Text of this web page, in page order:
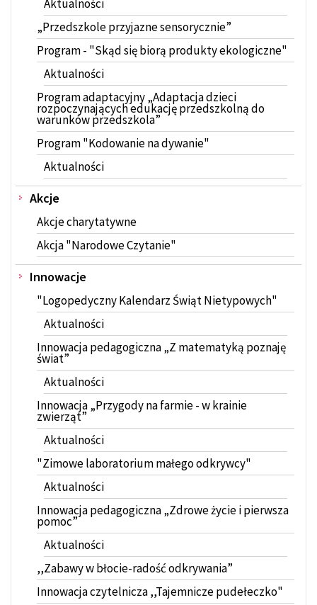
Aktualności
„Przedszkole przyjazne sensorycznie”
Program - "Skąd się biorą produkty ekologiczne"
Aktualności
Program adaptacyjny „Adaptacja dzieci
rozpoczynających edukację przedszkolną do
warunków przedszkola”
Program "Kodowanie na dywanie"
Aktualności
Akcje
Akcje charytatywne
Akcja "Narodowe Czytanie"
Innowacje
"Logopedyczny Kalendarz Świąt Nietypowych"
Aktualności
Innowacja pedagogiczna „Z matematyką poznaję
świat”
Aktualności
Innowacja „Przygody na farmie - w krainie
zwierząt”
Aktualności
"Zimowe laboratorium małego odkrywcy"
Aktualności
Innowacja pedagogiczna „Zdrowe życie i pierwsza
pomoc”
Aktualności
,,Zabawy w błocie-radość odkrywania”
Innowacja czytelnicza ,,Tajemnicze pudełeczko"